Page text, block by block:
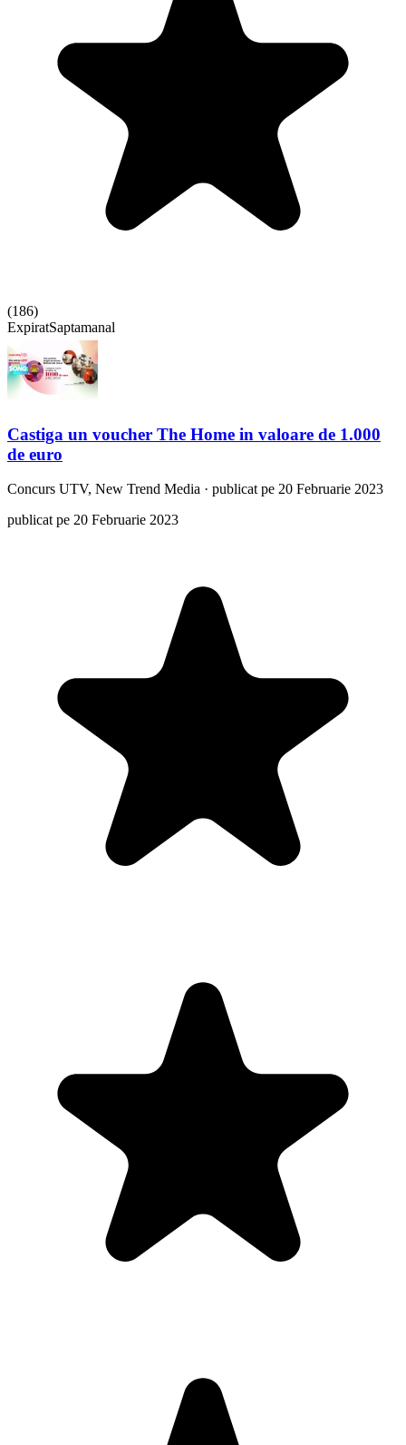
(186)
ExpiratSaptamanal
Castiga un voucher The Home in valoare de 1.000
de euro
Concurs UTV, New Trend Media · publicat pe 20 Februarie 2023
publicat pe 20 Februarie 2023